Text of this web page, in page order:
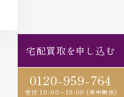
宅配買取を申し込む
0120-959-764
受付 10:00～19:00 (年中無休)